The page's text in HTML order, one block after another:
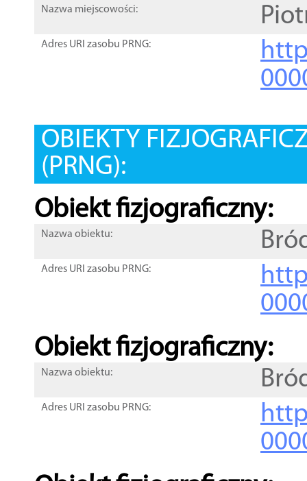
Nazwa miejscowości:
Adres URI zasobu PRNG:
OBIEKTY
(PRNG):
Obiekt fizjograficzny:
Nazwa obiektu:
Adres URI zasobu PRNG:
Obiekt fizjograficzny:
Nazwa obiektu:
Adres URI zasobu PRNG: